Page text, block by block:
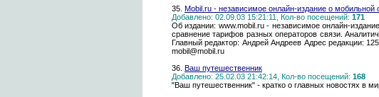
35. Mobil.ru - независимое онлайн-издание о мобильной
Добавлено: 02.09.03 15:21:11, Кол-во посещений: 171
Об издании: www.mobil.ru - независимое онлайн-
сравнение тарифов разных операторов связи.
Главный редактор: Андрей Андреев Адрес редакции:
mobil@mobil.ru
36. Ваш путешественник
Добавлено: 25.02.03 21:42:14, Кол-во посещений: 168
"Ваш путешественник" - кратко о главных новостях в